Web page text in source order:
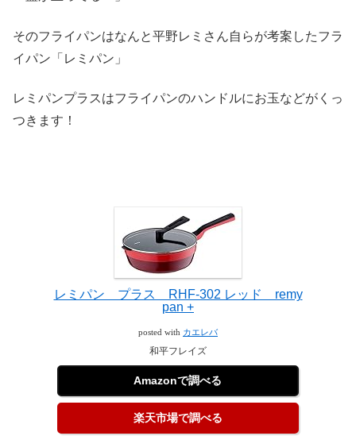
そのフライパンはなんと平野レミさん自らが考案したフラ
イパン「レミパン」
レミパンプラスはフライパンのハンドルにお玉などがくっ
つきます！
レミパン プラス RHF-302 レッド remy
pan +
posted with カエレバ
和平フレイズ
Amazonで調べる
楽天市場で調べる